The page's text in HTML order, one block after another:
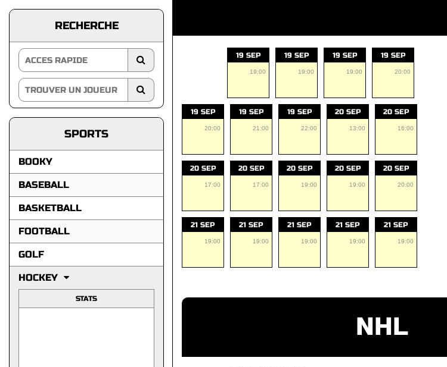
RECHERCHE
SPORTS
BOOKY
BASEBALL
BASKETBALL
FOOTBALL
GOLF
HOCKEY
STATS
19 SEP
19:00
19 SEP
19:00
19 SEP
19:00
19 SEP
20:00
19 SEP
20:00
19 SEP
21:00
19 SEP
22:00
20 SEP
13:00
20 SEP
16:00
20 SEP
17:00
20 SEP
17:00
20 SEP
19:00
20 SEP
19:00
20 SEP
20:00
21 SEP
19:00
21 SEP
19:00
21 SEP
19:00
21 SEP
19:00
21 SEP
19:00
NHL